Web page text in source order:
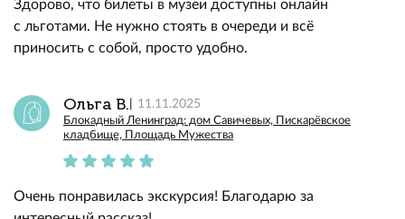
Здорово, что билеты в музеи доступны онлайн
с льготами. Не нужно стоять в очереди и всё
приносить с собой, просто удобно.
Ольга В. 11.11.2025
Блокадный Ленинград: дом Савичевых, Пискарёвское
кладбище, Площадь Мужества
Очень понравилась экскурсия! Благодарю за